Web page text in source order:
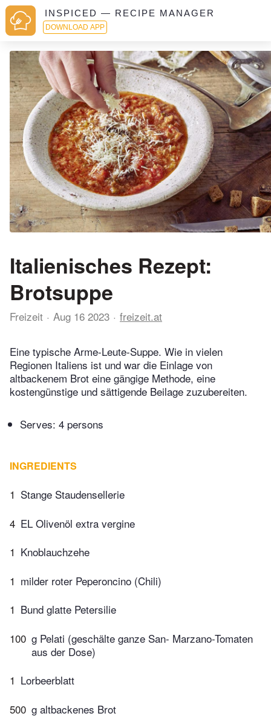
INSPICED — RECIPE MANAGER
DOWNLOAD APP
Italienisches Rezept:
Brotsuppe
Freizeit Aug 16 2023 freizeit.at
Eine typische Arme-Leute-Suppe. Wie in vielen
Regionen Italiens ist und war die Einlage von
altbackenem Brot eine gängige Methode, eine
kostengünstige und sättigende Beilage zuzubereiten.
Serves: 4 persons
INGREDIENTS
1 Stange Staudensellerie
4 EL Olivenöl extra vergine
1 Knoblauchzehe
1 milder roter Peperoncino (Chili)
1 Bund glatte Petersilie
100 g Pelati (geschälte ganze San- Marzano-Tomaten
aus der Dose)
1 Lorbeerblatt
500 g altbackenes Brot